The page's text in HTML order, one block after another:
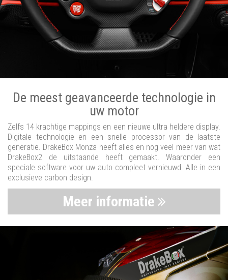
De meest geavanceerde technologie in
uw motor
Zelfs 14 krachtige mappings en een nieuwe ultra heldere display.
Digitale technologie en een snelle processor van de laatste
generatie. DrakeBox Monza heeft alles en nog veel meer van wat
DrakeBox2 de uitstaande heeft gemaakt. Waaronder een
speciale software voor uw auto compleet vernieuwd. Alle in een
exclusieve carbon design.
Meer informatie